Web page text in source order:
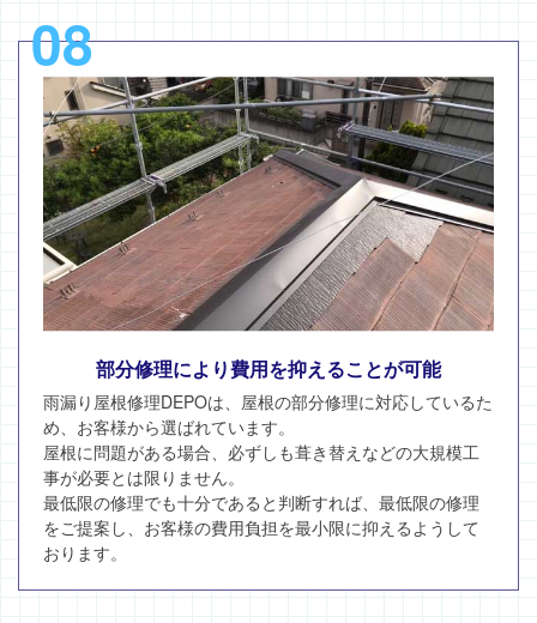
08
部分修理により費用を抑えることが可能
雨漏り屋根修理DEPOは、屋根の部分修理に対応しているた
め、お客様から選ばれています。
屋根に問題がある場合、必ずしも葺き替えなどの大規模工
事が必要とは限りません。
最低限の修理でも十分であると判断すれば、最低限の修理
をご提案し、お客様の費用負担を最小限に抑えるようして
おります。